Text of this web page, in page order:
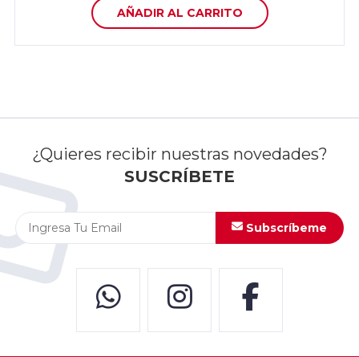
AÑADIR AL CARRITO
¿Quieres recibir nuestras novedades?
SUSCRÍBETE
Subscríbeme